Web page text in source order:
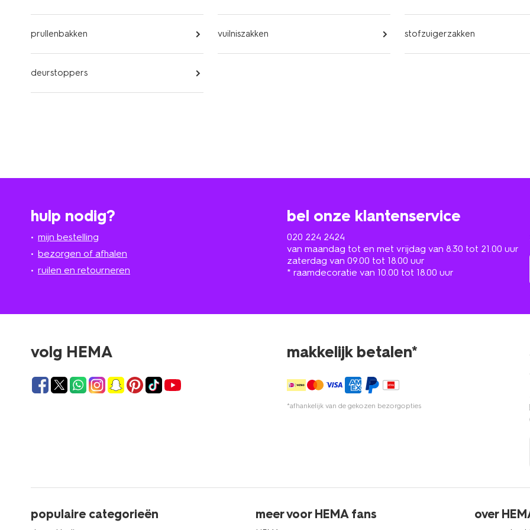
prullenbakken vuilniszakken stofzuigerzakken
deurstoppers
hulp nodig?
mijn bestelling
bezorgen of afhalen
ruilen en retourneren
bel onze klantenservice
020 224 2424
van maandag tot en met vrijdag van 8.30 tot 21.00 uur
zaterdag van 09.00 tot 18.00 uur
* raamdecoratie van 10.00 tot 18.00 uur
volg HEMA makkelijk betalen*
*afhankelijk van de gekozen bezorgopties
populaire categorieën meer voor HEMA fans over